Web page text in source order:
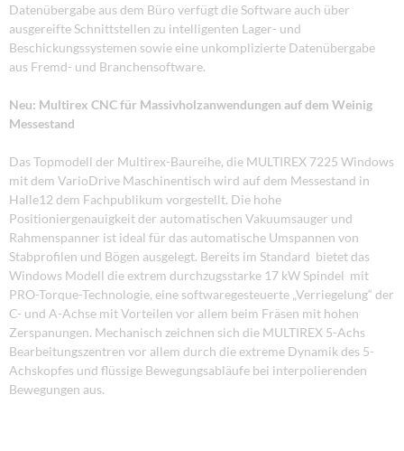
Datenübergabe aus dem Büro verfügt die Software auch über
ausgereifte Schnittstellen zu intelligenten Lager- und
Beschickungssystemen sowie eine unkomplizierte Datenübergabe
aus Fremd- und Branchensoftware.
Neu: Multirex CNC für Massivholzanwendungen auf dem Weinig
Messestand
Das Topmodell der Multirex-Baureihe, die MULTIREX 7225 Windows
mit dem VarioDrive Maschinentisch wird auf dem Messestand in
Halle12 dem Fachpublikum vorgestellt. Die hohe
Positioniergenauigkeit der automatischen Vakuumsauger und
Rahmenspanner ist ideal für das automatische Umspannen von
Stabprofilen und Bögen ausgelegt. Bereits im Standard bietet das
Windows Modell die extrem durchzugsstarke 17 kW Spindel mit
PRO-Torque-Technologie, eine softwaregesteuerte „Verriegelung“ der
C- und A-Achse mit Vorteilen vor allem beim Fräsen mit hohen
Zerspanungen. Mechanisch zeichnen sich die MULTIREX 5-Achs
Bearbeitungszentren vor allem durch die extreme Dynamik des 5-
Achskopfes und flüssige Bewegungsabläufe bei interpolierenden
Bewegungen aus.